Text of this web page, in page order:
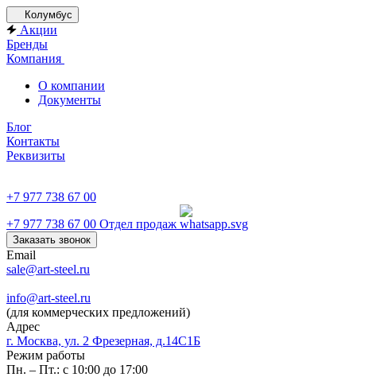
Колумбус
Акции
Бренды
Компания
О компании
Документы
Блог
Контакты
Реквизиты
+7 977 738 67 00
+7 977 738 67 00 Отдел продаж
Заказать звонок
Email
sale@art-steel.ru
info@art-steel.ru
(для коммерческих предложений)
Адрес
г. Москва, ул. 2 Фрезерная, д.14С1Б
Режим работы
Пн. – Пт.: с 10:00 до 17:00